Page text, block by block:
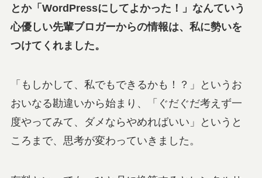
とか「WordPressにしてよかった！」なんていう
心優しい先輩ブロガーからの情報は、私に勢いを
つけてくれました。
「もしかして、私でもできるかも！？」というお
おいなる勘違いから始まり、「ぐだぐだ考えず一
度やってみて、ダメならやめればいい」というと
ころまで、思考が変わっていきました。